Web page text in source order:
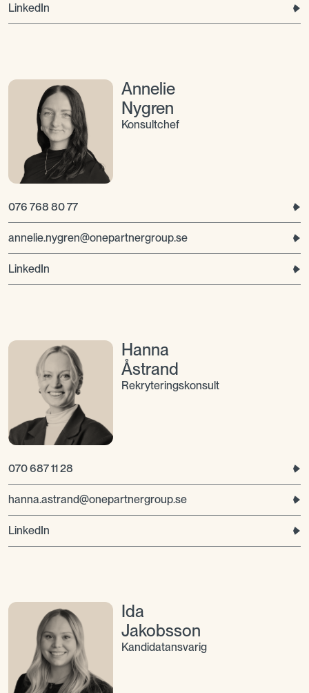
LinkedIn
Annelie
Nygren
Konsultchef
076 768 80 77
annelie.nygren@onepartnergroup.se
LinkedIn
Hanna
Åstrand
Rekryteringskonsult
070 687 11 28
hanna.astrand@onepartnergroup.se
LinkedIn
Ida
Jakobsson
Kandidatansvarig